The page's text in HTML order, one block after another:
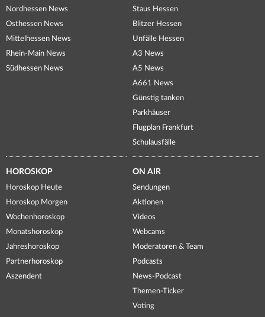
Nordhessen News
Osthessen News
Mittelhessen News
Rhein-Main News
Südhessen News
Staus Hessen
Blitzer Hessen
Unfälle Hessen
A3 News
A5 News
A661 News
Günstig tanken
Parkhäuser
Flugplan Frankfurt
Schulausfälle
HOROSKOP
Horoskop Heute
Horoskop Morgen
Wochenhoroskop
Monatshoroskop
Jahreshoroskop
Partnerhoroskop
Aszendent
ON AIR
Sendungen
Aktionen
Videos
Webcams
Moderatoren & Team
Podcasts
News-Podcast
Themen-Ticker
Voting